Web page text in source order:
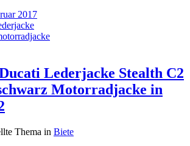
2017
Lederjacke Stealth C2
Motorradjacke in
Thema in Biete